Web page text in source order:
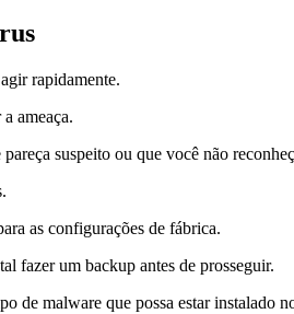
rapidamente.
ameaça.
suspeito ou que você não
as configurações de fábrica.
fazer um backup antes de prosseguir.
de malware que possa estar instalado